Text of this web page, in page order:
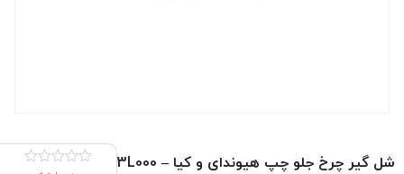
شل گير چرخ جلو چپ هیوندای و کیا – 868113L000